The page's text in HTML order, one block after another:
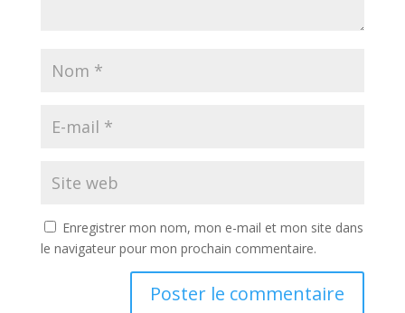
Enregistrer mon nom, mon e-mail et mon site dans
le navigateur pour mon prochain commentaire.